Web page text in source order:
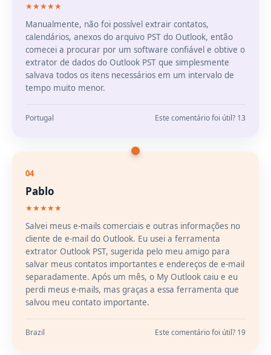
★★★★★
Manualmente, não foi possível extrair contatos,
calendários, anexos do arquivo PST do Outlook, então
comecei a procurar por um software confiável e obtive o
extrator de dados do Outlook PST que simplesmente
salvava todos os itens necessários em um intervalo de
tempo muito menor.
Portugal Este comentário foi útil? 13
04
Pablo
★★★★★
Salvei meus e-mails comerciais e outras informações no
cliente de e-mail do Outlook. Eu usei a ferramenta
extrator Outlook PST, sugerida pelo meu amigo para
salvar meus contatos importantes e endereços de e-mail
separadamente. Após um mês, o My Outlook caiu e eu
perdi meus e-mails, mas graças a essa ferramenta que
salvou meu contato importante.
Brazil Este comentário foi útil? 19